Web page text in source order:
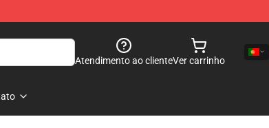
Atendimento ao clienteVer carrinho